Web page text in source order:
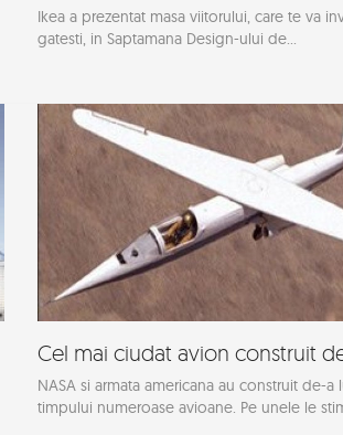
Ikea a prezentat masa viitorului, care te va
gatesti, in Saptamana Design-ului de...
Cel mai ciudat avion construit
NASA si armata americana au construit de-a
timpului numeroase avioane. Pe unele le